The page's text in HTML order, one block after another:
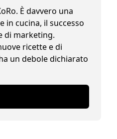
È davvero una
in cucina, il successo
di marketing.
ricette e di
un debole dichiarato